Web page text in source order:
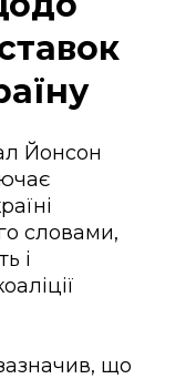
Йонсон
словами,
і
що